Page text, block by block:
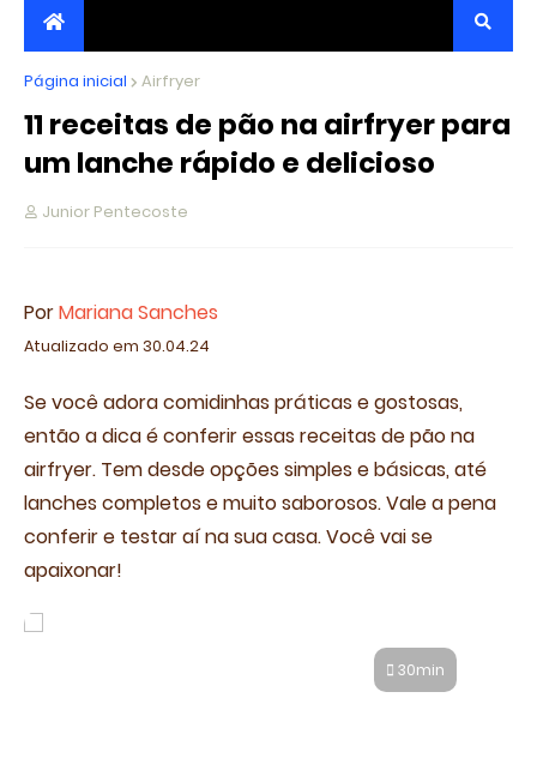
JORNALISMO INDEPENDENTE, TRANSPARENTE E
CRÍTICO
Página inicial Airfryer
11 receitas de pão na airfryer para
um lanche rápido e delicioso
Junior Pentecoste
PorMariana Sanches
Atualizado em 30.04.24
Se você adora comidinhas práticas e gostosas,
então a dica é conferir essas receitas de pão na
airfryer. Tem desde opções simples e básicas, até
lanches completos e muito saborosos. Vale a pena
conferir e testar aí na sua casa. Você vai se
apaixonar!
Pão com linguiça na airfryer30min